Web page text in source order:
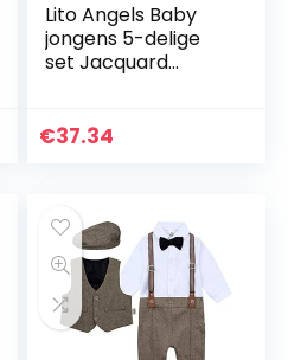
Lito Angels Baby
jongens 5-delige
set Jacquard
Pageboy Pak
€37.34